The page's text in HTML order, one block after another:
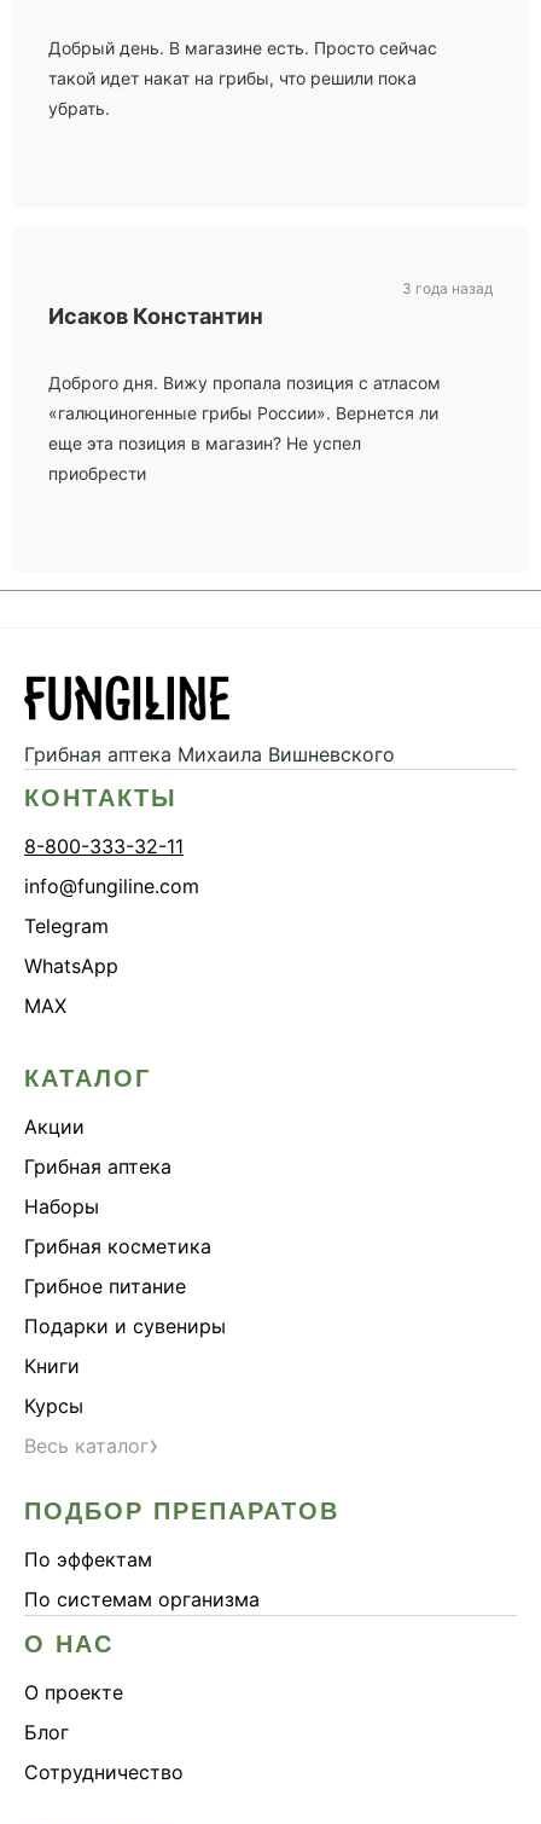
Добрый день. В магазине есть. Просто сейчас
такой идет накат на грибы, что решили пока
убрать.
Исаков Константин
Доброго дня. Вижу пропала позиция с атласом
«галюциногенные грибы России». Вернется ли
еще эта позиция в магазин? Не успел
приобрести
3 года назад
Грибная аптека Михаила Вишневского
КОНТАКТЫ
8-800-333-32-11
info@fungiline.com
Telegram
WhatsApp
MAX
КАТАЛОГ
Акции
Грибная аптека
Наборы
Грибная косметика
Грибное питание
Подарки и сувениры
Книги
Курсы
Весь каталог›
ПОДБОР ПРЕПАРАТОВ
По эффектам
По системам организма
О НАС
О проекте
Блог
Сотрудничество